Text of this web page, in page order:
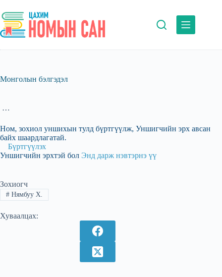
to
content
Монголын бэлгэдэл
…
Ном, зохиол уншихын тулд бүртгүүлж, Уншигчийн эрх авсан
байх шаардлагатай.
Бүртгүүлэх
Уншигчийн эрхтэй бол Энд дарж нэвтэрнэ үү
Зохиогч
#Нямбуу Х.
Хуваалцах: